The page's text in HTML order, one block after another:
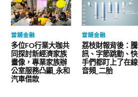
當舖金融
多位FO行業大咖共
同探討新經濟家族
畫像，專業家族辦
公室服務凸顯_永和
汽車借款
當舖金融
荔枝財報背後：騰
訊、字節跳動、快
手們都盯上了在線
音頻_二胎